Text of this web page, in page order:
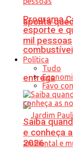
aponta
entrega
Programa
esporte e
mil pessoas
Política
Tudo
Favo
Saiba
e conheça
2026